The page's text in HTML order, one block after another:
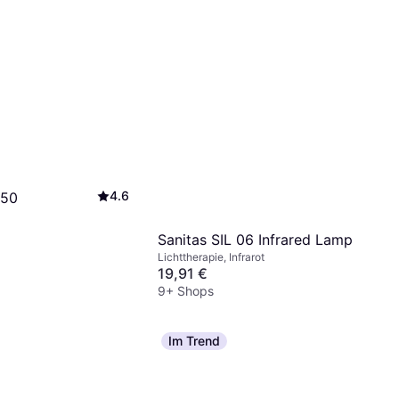
4.6
Sanitas SIL 06 Infrared Lamp
Lichttherapie, Infrarot
19,91 €
9+ Shops
Im Trend